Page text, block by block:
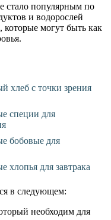
стало популярным по
и водорослей
которые могут быть как
хлеб с точки зрения
специи для
бобовые для
хлопья для завтрака
в следующем:
необходим для